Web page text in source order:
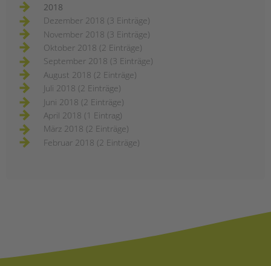
2018
Dezember 2018 (3 Einträge)
November 2018 (3 Einträge)
Oktober 2018 (2 Einträge)
September 2018 (3 Einträge)
August 2018 (2 Einträge)
Juli 2018 (2 Einträge)
Juni 2018 (2 Einträge)
April 2018 (1 Eintrag)
März 2018 (2 Einträge)
Februar 2018 (2 Einträge)